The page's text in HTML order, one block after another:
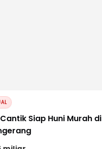
Siap Huni Murah di